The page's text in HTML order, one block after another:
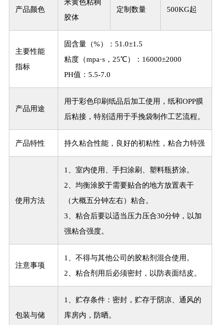
产品颜色
胶体
定制数量 500KG起
主要性能
指标
固含量（%）：51.0±1.5
粘度（mpa·s，25℃）：16000±2000
PH值：5.5-7.0
产品用途
用于彩色印刷纸品后加工使用，纸和OPP膜
后粘接，特别适用于手挽袋制作工艺流程。
产品特性 持久粘合性能，良好的初粘性，粘合力特强
使用方法
1、室内使用、手扫涂刷、塑料瓶挤涂。
2、均衡涂胶于需要贴合的地方放置表干
（大概五分钟左右）粘合。
3、粘合后要以适当压力压合30分钟，以加
强粘合强度。
注意事项
1、不得与其他公司的胶粘剂混合使用。
2、粘合剂用后必须密封，以防表面结皮。
包装与储
1、贮存条件：密封，贮存于阴凉、通风的
库房内，防晒。